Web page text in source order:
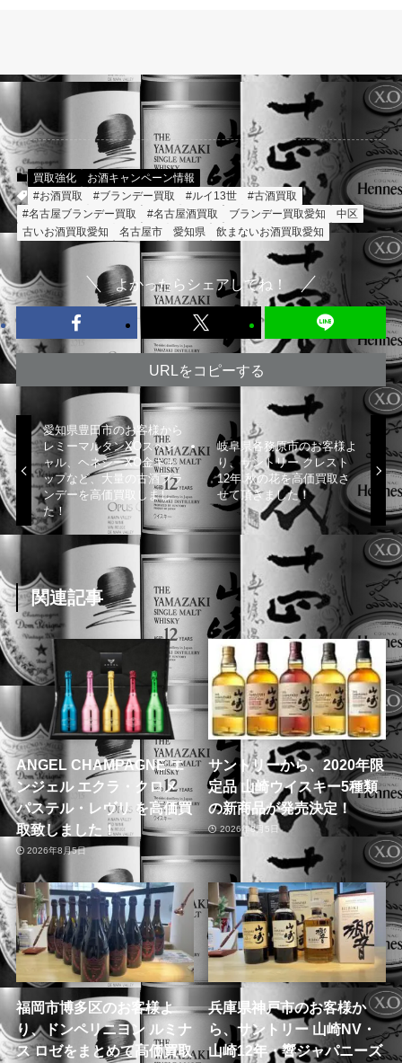
買取強化
お酒キャンペーン情報
#お酒買取
#ブランデー買取 #ルイ13世
#古酒買取
#名古屋ブランデー買取
#名古屋酒買取 ブランデー買取愛知
中区
古いお酒買取愛知
名古屋市 愛知県 飲まないお酒買取愛知
よかったらシェアしてね！
URLをコピーする
愛知県豊田市のお客様から
レミーマルタンXOスペシ
ャル、ヘネシーXO金キャ
ップなど、大量の古酒ブラ
ンデーを高価買取しまし
た！
岐阜県各務原市のお客様よ
り、サントリー クレスト
12年 秋の花を高価買取さ
せて頂きました！
関連記事
ANGEL CHAMPAGNE エ
ンジェル エクラ・クロメ
パステル・レヴリ を高価買
取致しました！
2026年8月5日
サントリーから、2020年限
定品 山崎ウイスキー5種類
の新商品が発売決定！
2026年8月5日
福岡市博多区のお客様よ
り、ドンペリニヨン ルミナ
ス ロゼをまとめて高価買取
兵庫県神戸市のお客様か
ら、サントリー 山崎NV・
山崎12年・響ジャパニーズ